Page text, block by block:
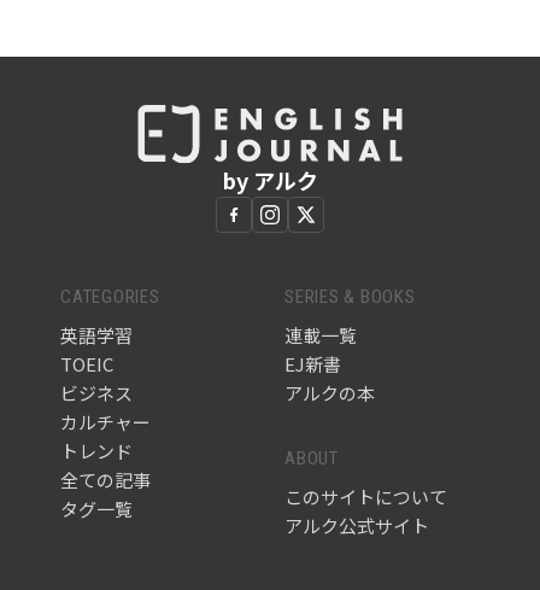
by アルク
CATEGORIES
英語学習
TOEIC
ビジネス
カルチャー
トレンド
全ての記事
タグ一覧
SERIES & BOOKS
連載一覧
EJ新書
アルクの本
ABOUT
このサイトについて
アルク公式サイト